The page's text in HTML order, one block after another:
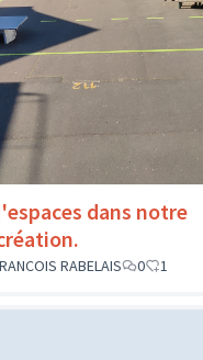
dans notre
RABELAIS
0 1